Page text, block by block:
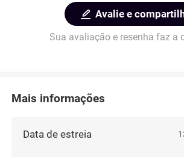
Avalie e
Sua avaliação e resenha faz a
Mais informações
Data de estreia